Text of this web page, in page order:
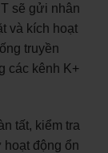
sẽ gửi nhân
và kích hoạt
truyền
các kênh K+
tất, kiểm tra
hoạt động ổn